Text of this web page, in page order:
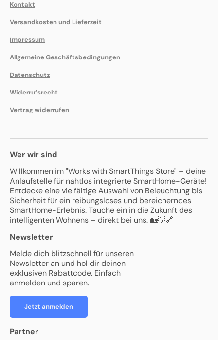
Kontakt
Versandkosten und Lieferzeit
Impressum
Allgemeine Geschäftsbedingungen
Datenschutz
Widerrufsrecht
Vertrag widerrufen
Wer wir sind
Willkommen im "Works with SmartThings Store" – deine
Anlaufstelle für nahtlos integrierte SmartHome-Geräte!
Entdecke eine vielfältige Auswahl von Beleuchtung bis
Sicherheit für ein reibungsloses und bereicherndes
SmartHome-Erlebnis. Tauche ein in die Zukunft des
intelligenten Wohnens – direkt bei uns. 🏡💡🔗
Newsletter
Melde dich blitzschnell für unseren
Newsletter an und hol dir deinen
exklusiven Rabattcode. Einfach
anmelden und sparen.
Jetzt anmelden
Partner